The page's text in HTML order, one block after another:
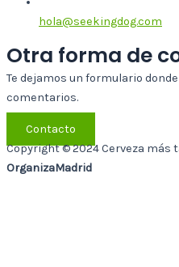
hola@seekingdog.com
Otra forma de
Te dejamos un formulario
comentarios.
Contacto
Copyright © 2024 Cerveza más
OrganizaMadrid